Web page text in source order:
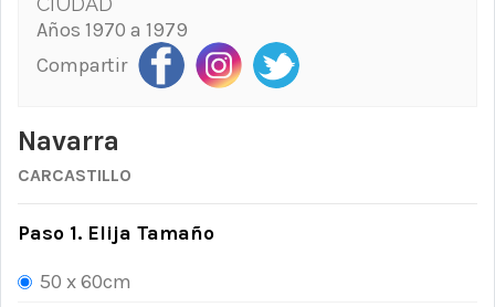
Años 1970 a 1979
Compartir
Navarra
CARCASTILLO
Paso 1. Elija Tamaño
50 x 60cm